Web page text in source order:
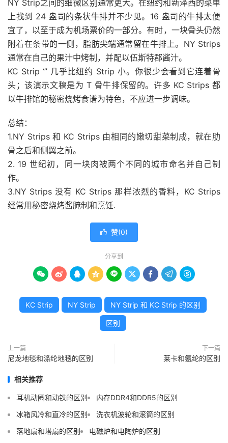
NY Strip之间的细微区别通常更大。在纽约和新泽西的菜单
上找到 24 盎司的条状牛排并不少见。16 盎司的牛排太便
宜了，以至于成为机场票价的一部分。有时，一块骨头仍然
附着在条带的一侧，脂肪尖端通常留在牛排上。NY Strips
通常在自己的果汁中烤制，并配以伍斯特郡酱汁。
KC Strip ‘” 几乎比纽约 Strip 小。你很少会看到它连着骨
头；该演示文稿是为 T 骨牛排保留的。 许多 KC Strips 都
以牛排馆的秘密烧烤食谱为特色，不应进一步调味。
总结：
1.NY Strips 和 KC Strips 由相同的嫩切甜菜制成，就在肋
骨之后和侧翼之前。
2. 19 世纪初，同一块肉被两个不同的城市命名并自己制
作。
3.NY Strips 没有 KC Strips 那样浓烈的香料，KC Strips
经常用秘密烧烤酱腌制和烹饪.
 赞(0)
分享到
        
KC Strip NY Strip NY Strip 和 KC Strip 的区别
区别
上一篇
尼龙地毯和涤纶地毯的区别
下一篇
莱卡和氨纶的区别
相关推荐
耳机动圈和动铁的区别
内存DDR4和DDR5的区别
冰箱风冷和直冷的区别
洗衣机波轮和滚筒的区别
落地扇和塔扇的区别
电磁炉和电陶炉的区别